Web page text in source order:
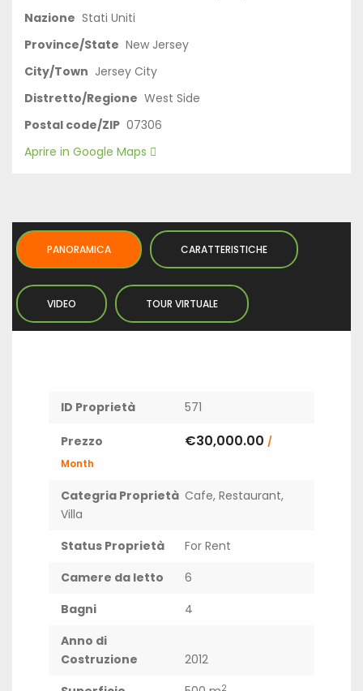
Nazione Stati Uniti
Province/State New Jersey
City/Town Jersey City
Distretto/Regione West Side
Postal code/ZIP 07306
Aprire in Google Maps
PANORAMICA CARATTERISTICHE
VIDEO TOUR VIRTUALE
ID Proprietà 571
Prezzo €30,000.00 /
Month
Categria Proprietà Cafe, Restaurant,
Villa
Status Proprietà
For Rent
Camere da letto
6
Bagni
4
Anno di
Costruzione
2012
2